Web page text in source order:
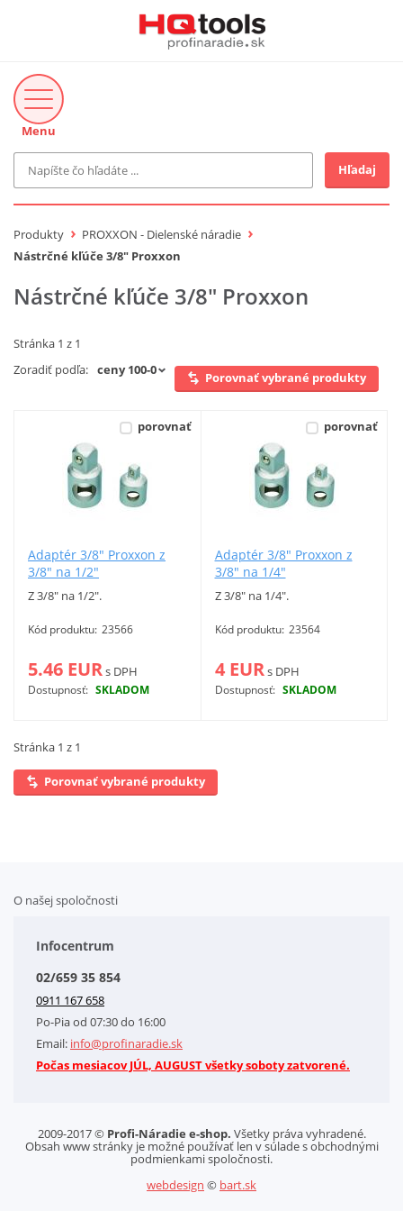
Značka
Makita-Záhrada
Bosch Profi
Gardena
KNIPEX
Fiskars
Cena do
EUR
Hľadaj
Menu
Produkty
PROXXON - Dielenské náradie
Nástrčné kľúče 3/8" Proxxon
Nástrčné kľúče 3/8" Proxxon
Stránka 1 z 1
Zoradiť podľa:
Porovnať vybrané produkty
porovnať
Adaptér 3/8" Proxxon z
3/8" na 1/2"
Z 3/8" na 1/2".
Kód produktu: 23566
5.46 EURs DPH
Dostupnosť: SKLADOM
Viac info
porovnať
Adaptér 3/8" Proxxon z
3/8" na 1/4"
Z 3/8" na 1/4".
Kód produktu: 23564
4 EURs DPH
Dostupnosť: SKLADOM
Viac info
Stránka 1 z 1
Porovnať vybrané produkty
O našej spoločnosti
Obchodné podmienky
Kontakt
Letáky na stiahnutie
GDPR-Informácie o spracovaní osobných údajov HQ Tools, spol. s r. o.
Cookies
Infocentrum
02/659 35 854
0911 167 658
Po-Pia od 07:30 do 16:00
Email: info@profinaradie.sk
Počas mesiacov JÚL, AUGUST všetky soboty zatvorené.
2009-2017 © Profi-Náradie e-shop. Všetky práva vyhradené.
Obsah www stránky je možné používať len v súlade s obchodnými
podmienkami spoločnosti.
webdesign © bart.sk